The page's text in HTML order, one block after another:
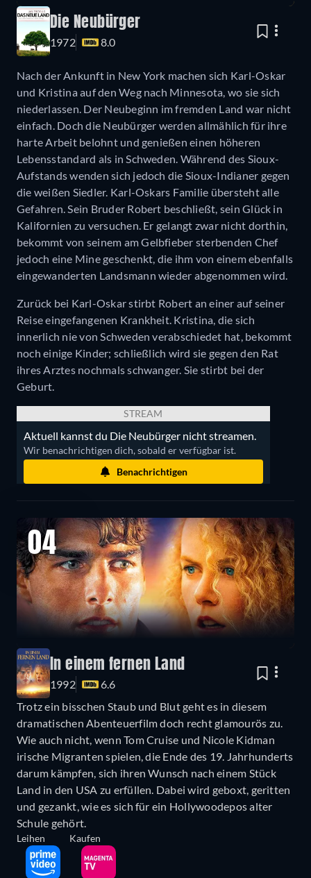
Die Neubürger
1972 8.0
Nach der Ankunft in New York machen sich Karl-Oskar
und Kristina auf den Weg nach Minnesota, wo sie sich
niederlassen. Der Neubeginn im fremden Land war nicht
einfach. Doch die Neubürger werden allmählich für ihre
harte Arbeit belohnt und genießen einen höheren
Lebensstandard als in Schweden. Während des Sioux-
Aufstands wenden sich jedoch die Sioux-Indianer gegen
die weißen Siedler. Karl-Oskars Familie übersteht alle
Gefahren. Sein Bruder Robert beschließt, sein Glück in
Kalifornien zu versuchen. Er gelangt zwar nicht dorthin,
bekommt von seinem am Gelbfieber sterbenden Chef
jedoch eine Mine geschenkt, die ihm von einem ebenfalls
eingewanderten Landsmann wieder abgenommen wird.
Zurück bei Karl-Oskar stirbt Robert an einer auf seiner
Reise eingefangenen Krankheit. Kristina, die sich
innerlich nie von Schweden verabschiedet hat, bekommt
noch einige Kinder; schließlich wird sie gegen den Rat
ihres Arztes nochmals schwanger. Sie stirbt bei der
Geburt.
STREAM
Aktuell kannst du Die Neubürger nicht streamen.
Wir benachrichtigen dich, sobald er verfügbar ist.
Benachrichtigen
04
In einem fernen Land
1992
6.6
Trotz ein bisschen Staub und Blut geht es in diesem
dramatischen Abenteuerfilm doch recht glamourös zu.
Wie auch nicht, wenn Tom Cruise und Nicole Kidman
irische Migranten spielen, die Ende des 19. Jahrhunderts
darum kämpfen, sich ihren Wunsch nach einem Stück
Land in den USA zu erfüllen. Dabei wird geboxt, geritten
und gezankt, wie es sich für ein Hollywoodepos alter
Schule gehört.
Leihen Kaufen